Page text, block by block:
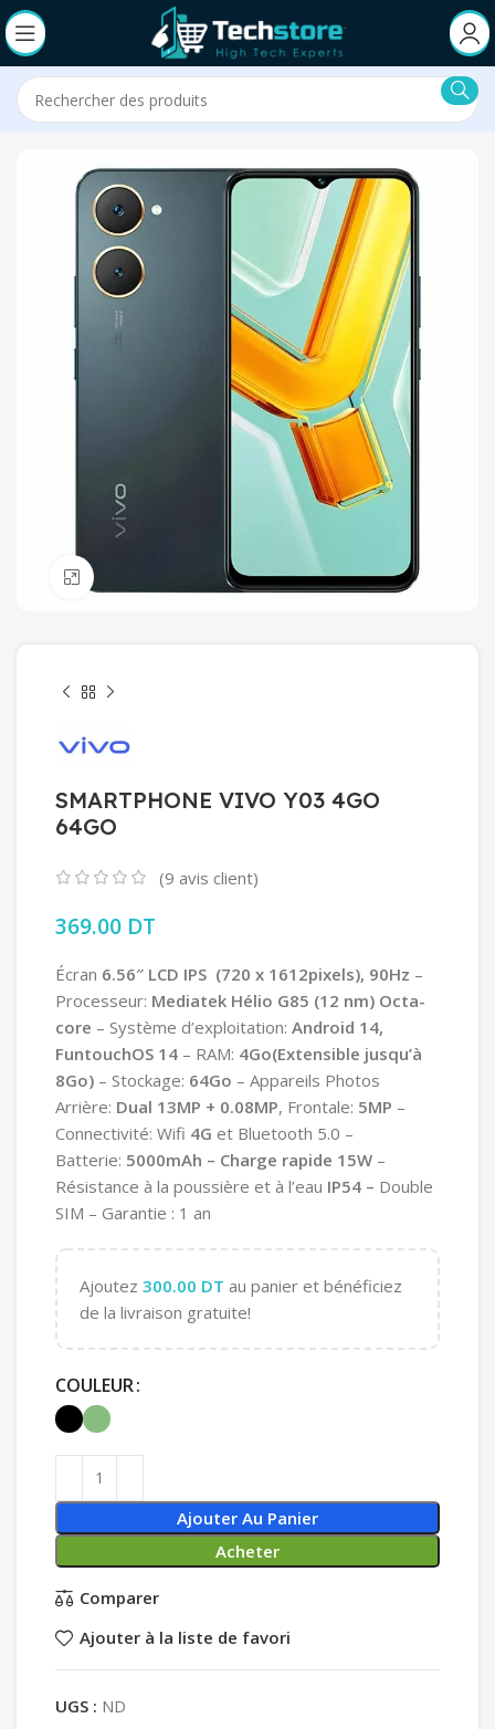
SMARTPHONE VIVO Y03 4GO
64GO
(9 avis client)
369.00 DT
Écran 6.56″ LCD IPS (720 x 1612pixels), 90Hz –
Processeur: Mediatek Hélio G85 (12 nm) Octa-
core – Système d’exploitation: Android 14,
FuntouchOS 14 – RAM: 4Go(Extensible jusqu’à
8Go) – Stockage: 64Go – Appareils Photos
Arrière: Dual 13MP + 0.08MP, Frontale: 5MP –
Connectivité: Wifi 4G et Bluetooth 5.0 –
Batterie: 5000mAh – Charge rapide 15W –
Résistance à la poussière et à l’eau IP54 – Double
SIM – Garantie : 1 an
Ajoutez 300.00 DT au panier et bénéficiez
de la livraison gratuite!
COULEUR
Ajouter Au Panier
Acheter
Comparer
Ajouter à la liste de favori
UGS : ND